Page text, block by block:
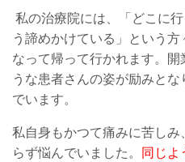
私の治療院には、「どこに
う諦めかけている」という
なって帰って行かれます。
うな患者さんの姿が励みと
でいます。
私自身もかつて痛みに苦し
らず悩んでいました。
同じよ